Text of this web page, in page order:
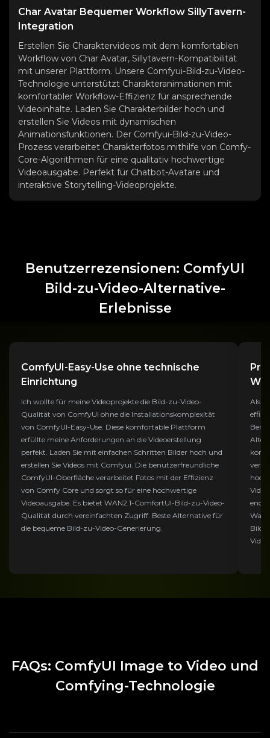
Char Avatar Bequemer Workflow SillyTavern-
Integration
Erstellen Sie Charaktervideos mit dem komfortablen
Workflow von Char Avatar, Sillytavern-Kompatibilität
mit unserer Plattform. Unsere Comfyui-Bild-zu-Video-
Technologie unterstützt Charakteranimationen mit
komfortabler Workflow-Effizienz für ansprechende
Videoinhalte. Laden Sie Charakterbilder hoch und
erstellen Sie Videos mit dynamischen
Animationsfunktionen. Der Comfyui-Bild-zu-Video-
Prozess verarbeitet Charakterfotos mithilfe von Comfy-
Core-Algorithmen für eine qualitativ hochwertige
Videoausgabe. Perfekt für Chatbot-Avatare und
interaktive Storytelling-Videoprojekte.
Benutzerrezensionen: ComfyUI
Bild-zu-Video-Alternative-
Erlebnisse
ComfyUI-Easy-Use ohne technische
Einrichtung
Ich wollte für meine Videoprojekte die Bild-zu-Video-
Qualität von ComfyUI ohne die Installationskomplexität
von ComfyUI-Easy-Use. Diese komfortable Plattform
erfüllte meine Anforderungen an die Videoerstellung
perfekt. Laden Sie mit einfachen Schritten Bilder hoch und
erstellen Sie Videos mit Comfyui. Die benutzerfreundliche
ComfyUI-Oberfläche verarbeitet Fotos mit der Effizienz
von Comfy Core und sorgt so für eine hochwertige
Videoausgabe. Es bietet WAN2.1-ComfortUI-Bild-zu-Video-
Qualität durch vereinfachten Zugriff. Beste Alternative für
die bequeme Bild-zu-Video-Generierung.
Als
Bild-
FAQs: ComfyUI Image to Video und
Comfying-Technologie